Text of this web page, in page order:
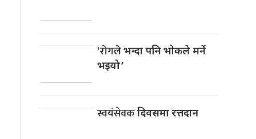
‘रोगलेभन्दा पनि भोकले मर्ने
भइयो ’
स्वयंसेवकदिवसमा रत्तदान